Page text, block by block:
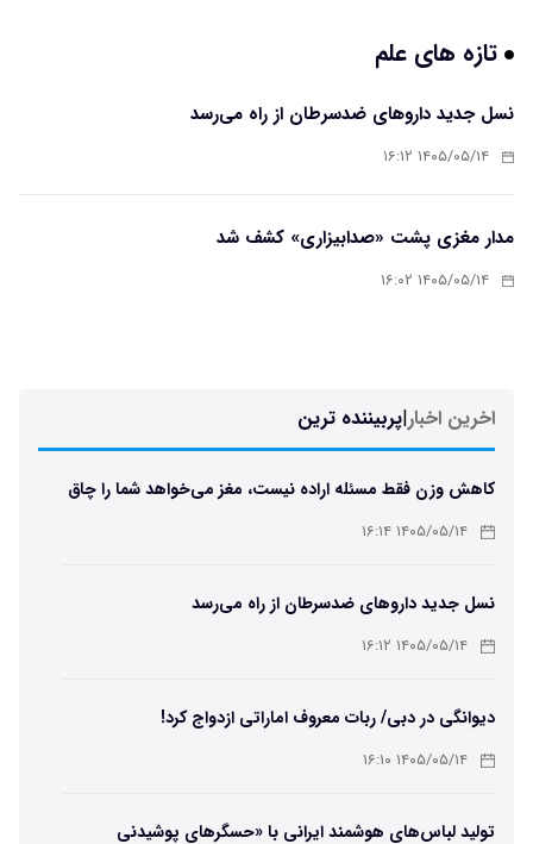
تازه های علم
نسل جدید داروهای ضدسرطان از راه می‌رسد
۱۴۰۵/۰۵/۱۴ ۱۶:۱۲
مدار مغزی پشت «صدابیزاری» کشف شد
۱۴۰۵/۰۵/۱۴ ۱۶:۰۲
اخرین اخبار|پربیننده ترین
کاهش وزن فقط مسئله اراده نیست، مغز می‌خواهد شما را چاق
نگه دارد۱۴۰۵/۰۵/۱۴ ۱۶:۱۴
نسل جدید داروهای ضدسرطان از راه می‌رسد
۱۴۰۵/۰۵/۱۴ ۱۶:۱۲
دیوانگی در دبی/ ربات معروف اماراتی ازدواج کرد!
۱۴۰۵/۰۵/۱۴ ۱۶:۱۰
تولید لباس‌های هوشمند ایرانی با «حسگرهای پوشیدنی